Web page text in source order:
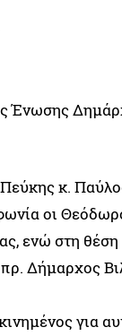
Ένωσης
κ.
οι
ενώ στη θέση
Δήμαρχος
για